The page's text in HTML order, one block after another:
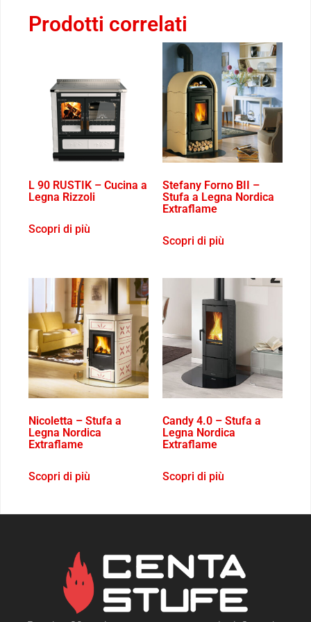
Prodotti correlati
L 90 RUSTIK – Cucina a
Legna Rizzoli
Scopri di più
Stefany Forno BII –
Stufa a Legna Nordica
Extraflame
Scopri di più
Nicoletta – Stufa a
Legna Nordica
Extraflame
Scopri di più
Candy 4.0 – Stufa a
Legna Nordica
Extraflame
Scopri di più